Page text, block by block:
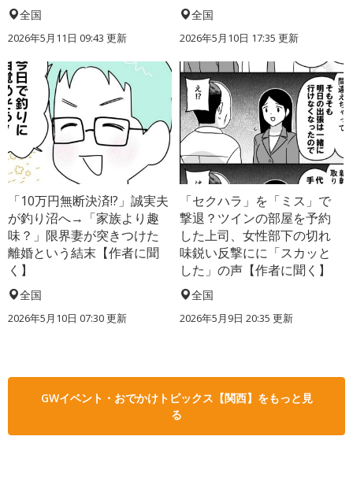
全国
2026年5月11日 09:43 更新
全国
2026年5月10日 17:35 更新
「10万円無断決済!?」誠実夫
が釣り沼へ→「家族より趣
味？」限界妻が突きつけた
離婚という結末【作者に聞
く】
全国
2026年5月10日 07:30 更新
「セクハラ」を「ミス」で
撃退？ツインの部屋を予約
した上司、女性部下の切れ
味鋭い反撃にに「スカッと
した」の声【作者に聞く】
全国
2026年5月9日 20:35 更新
GWイベント・おでかけトピックス【関西】をもっと見
る